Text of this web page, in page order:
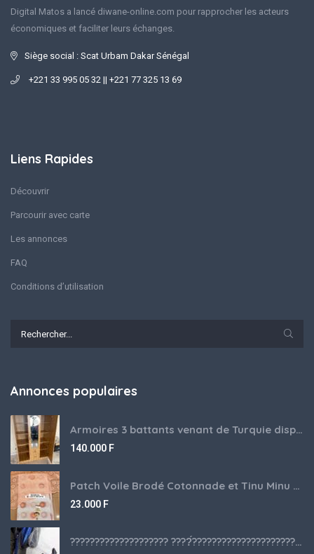
Digital Matos a lancé diwane-online.com pour rapprocher les acteurs
économiques et faciliter leurs échanges.
Siège social : Scat Urbam Dakar Sénégal
+221 33 995 05 32 || +221 77 325 13 69
Liens Rapides
Découvrir
Parcourir avec carte
Les annonces
FAQ
Conditions d’utilisation
Annonces populaires
Armoires 3 battants venant de Turquie disponibles
140.000 F
Patch Voile Brodé Cotonnade et Tinu Minu de l’Inde ???????? ????
23.000 F
???????????????????? ????́???????????????????????????????????????? à vendre